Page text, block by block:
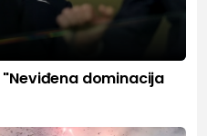
dominacija